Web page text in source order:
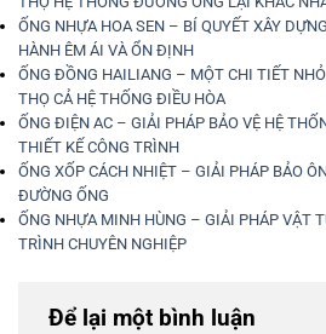
ỐNG NHỰA HOA SEN – BÍ QUYẾT XÂY
HÀNH ÊM ÁI VÀ ỔN ĐỊNH
ỐNG ĐỒNG HAILIANG – MỘT CHI TIẾT
THỌ CẢ HỆ THỐNG ĐIỀU HÒA
ỐNG ĐIỆN AC – GIẢI PHÁP BẢO VỆ HỆ
THIẾT KẾ CÔNG TRÌNH
ỐNG XỐP CÁCH NHIỆT – GIẢI PHÁP BẢO
ĐƯỜNG ỐNG
ỐNG NHỰA MINH HÙNG – GIẢI PHÁP VẬT
TRÌNH CHUYÊN NGHIỆP
Để lại một bình luận